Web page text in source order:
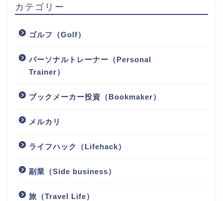
カテゴリー
ゴルフ（Golf）
パーソナルトレーナー（Personal
Trainer）
ブックメーカー投資（Bookmaker）
メルカリ
ライフハック（Lifehack）
副業（Side business）
旅（Travel Life）